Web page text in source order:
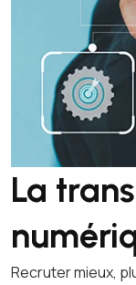
La
Recruter mieux,